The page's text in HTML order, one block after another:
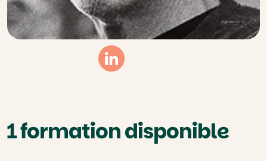
Linkedin
1 formation disponible